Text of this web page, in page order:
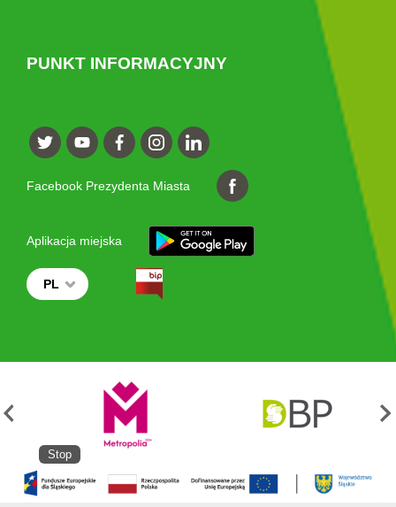
PUNKT INFORMACYJNY
Facebook Prezydenta Miasta
Aplikacja miejska
PL
Stop